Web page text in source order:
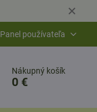
✕
Panel používateľa
Nákupný košík
0 €